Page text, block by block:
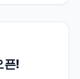
픈!